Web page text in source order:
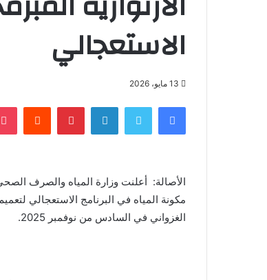
الاستعجالي
13 مايو، 2026
فيسبوك لينكدإن بينتيريست
مكونة المياه في البرنامج الاستعجالي
الغزواني في السادس من نوفمبر 2025.